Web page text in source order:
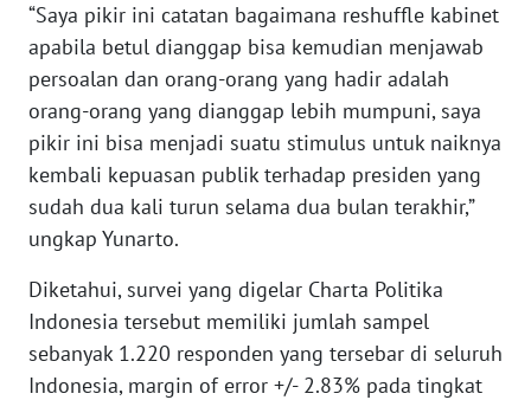
“Saya pikir ini catatan bagaimana reshuffle kabinet
apabila betul dianggap bisa kemudian menjawab
persoalan dan orang-orang yang hadir adalah
orang-orang yang dianggap lebih mumpuni, saya
pikir ini bisa menjadi suatu stimulus untuk naiknya
kembali kepuasan publik terhadap presiden yang
sudah dua kali turun selama dua bulan terakhir,”
ungkap Yunarto.
Diketahui, survei yang digelar Charta Politika
Indonesia tersebut memiliki jumlah sampel
sebanyak 1.220 responden yang tersebar di seluruh
Indonesia, margin of error +/- 2.83% pada tingkat
WN
PAPUA
WN
PAPUA
WN
RIAU
SERAMBI